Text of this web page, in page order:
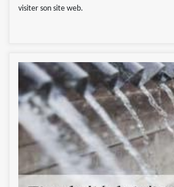
visiter son site web.